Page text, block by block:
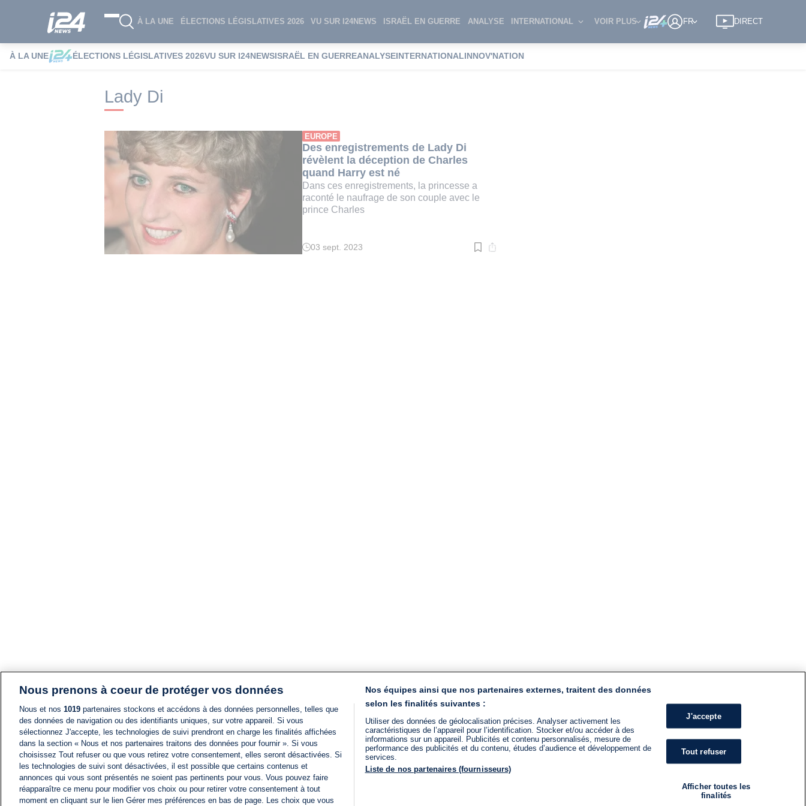
À LA UNE ÉLECTIONS LÉGISLATIVES 2026 VU SUR I24NEWS ISRAËL EN GUERRE ANALYSE INTERNATIONAL VOIR PLUS FR DIRECT
À LA UNE ÉLECTIONS LÉGISLATIVES 2026VU SUR I24NEWSISRAËL EN GUERREANALYSEINTERNATIONALINNOV'NATION
i24NEWS i24NEWS Tags index Lady Di
Lady Di
EUROPE
Des enregistrements de Lady Di
révèlent la déception de Charles
quand Harry est né
Dans ces enregistrements, la princesse a
raconté le naufrage de son couple avec le
prince Charles
Temps
03 sept. 2023
Nous prenons à coeur de protéger vos données
Nous et nos 1019 partenaires stockons et accédons à des données personnelles, telles que
des données de navigation ou des identifiants uniques, sur votre appareil. Si vous
sélectionnez J'accepte, les technologies de suivi prendront en charge les finalités affichées
dans la section « Nous et nos partenaires traitons des données pour fournir ». Si vous
choisissez Tout refuser ou que vous retirez votre consentement, elles seront désactivées. Si
les technologies de suivi sont désactivées, il est possible que certains contenus et
annonces qui vous sont présentés ne soient pas pertinents pour vous. Vous pouvez faire
réapparaître ce menu pour modifier vos choix ou pour retirer votre consentement à tout
moment en cliquant sur le lien Gérer mes préférences en bas de page. Les choix que vous
Nos équipes ainsi que nos partenaires externes, traitent des données
selon les finalités suivantes :
Utiliser des données de géolocalisation précises. Analyser activement les
caractéristiques de l’appareil pour l’identification. Stocker et/ou accéder à des
informations sur un appareil. Publicités et contenu personnalisés, mesure de
performance des publicités et du contenu, études d’audience et développement de
services.
Liste de nos partenaires (fournisseurs)
J'accepte
Tout refuser
Afficher toutes les
finalités